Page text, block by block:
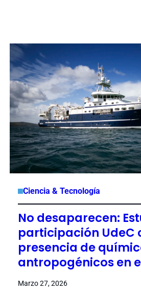
Ciencia & Tecnología
No desaparecen:
participación UdeC
presencia de
antropogénicos en
Marzo 27, 2026